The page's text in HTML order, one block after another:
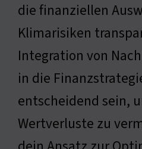
die finanziellen
Klimarisiken
Integration von
in die
entscheidend sein,
Wertverluste zu